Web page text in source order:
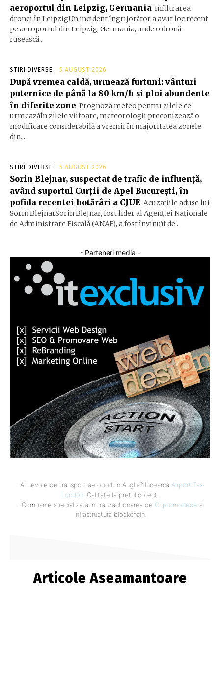
aeroportul din Leipzig, Germania Infiltrarea
dronei în LeipzigUn incident îngrijorător a avut loc recent
pe aeroportul din Leipzig, Germania, unde o dronă
rusească...
STIRI DIVERSE 5 AUGUST 2026
După vremea caldă, urmează furtuni: vânturi
puternice de până la 80 km/h și ploi abundente
în diferite zone Prognoza meteo pentru zilele ce
urmeazăÎn zilele viitoare, meteorologii preconizează o
modificare considerabilă a vremii în majoritatea zonele
din...
STIRI DIVERSE 5 AUGUST 2026
Sorin Blejnar, suspectat de trafic de influență,
având suportul Curții de Apel București, în
pofida recentei hotărâri a CJUE Acuzațiile aduse lui
Sorin BlejnarSorin Blejnar, fost lider al Agenției Naționale
de Administrare Fiscală (ANAF), a fost învinuït de...
- Parteneri media -
- Ai nevoie de transport aeroport in Anglia? Încearcă Airport Taxi
London. Calitate la prețul corect.
- Companie specializata in tranzactionarea de Criptomonede si
infrastructura blockchain.
Articole Aseamantoare